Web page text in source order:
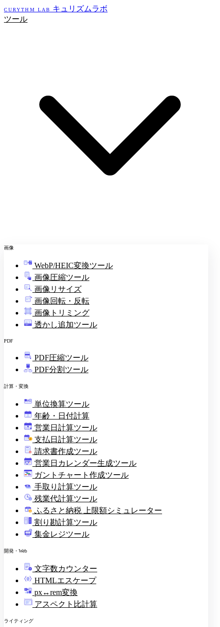
CURYTHM LAB
キュリズムラボ
ツール
画像
WebP/HEIC変換ツール
画像圧縮ツール
画像リサイズ
画像回転・反転
画像トリミング
透かし追加ツール
PDF
PDF圧縮ツール
PDF分割ツール
計算・変換
単位換算ツール
年齢・日付計算
営業日計算ツール
¥ 支払日計算ツール
印
請求書作成ツール
営業日カレンダー生成ツール
ガントチャート作成ツール
手取り計算ツール
残業代計算ツール
ふるさと納税 上限額シミュレーター
割り勘計算ツール
集金レジツール
開発・Web
文字数カウンター
HTMLエスケープ
px↔rem変換
アスペクト比計算
ライティング